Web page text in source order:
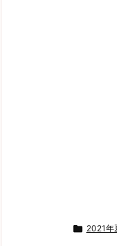
 2021年